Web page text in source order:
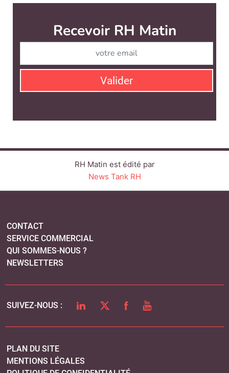
RH Matin est édité par
QUI SOMMES-NOUS ?
LINKEDINTWITTERFACEBOOK
MENTIONS LÉGALES
POLITIQUE DE CONFIDENTIALITÉ
COOKIES